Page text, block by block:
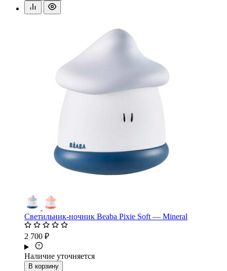
Светильник-ночник Beaba Pixie Soft — Mineral
2 700 ₽
Наличие уточняется
В корзину